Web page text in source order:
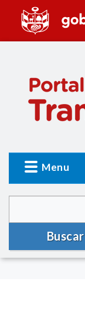
Menu
Buscar